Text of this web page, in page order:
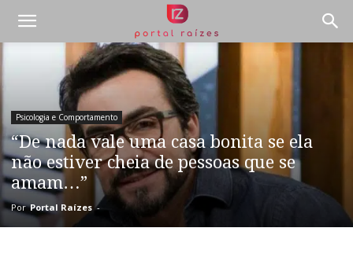
Psicologia e Comportamento
“De nada vale uma casa bonita se ela
não estiver cheia de pessoas que se
amam…”
Por Portal Raízes -